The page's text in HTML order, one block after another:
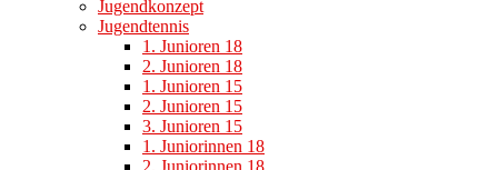
Jugendkonzept
Jugendtennis
1. Junioren 18
2. Junioren 18
1. Junioren 15
2. Junioren 15
3. Junioren 15
1. Juniorinnen 18